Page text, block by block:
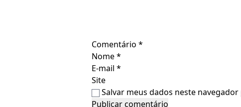
Comentário *
Nome*
E-mail *
Site
Salvar meus dados neste